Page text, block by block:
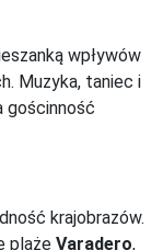
wpływów
Muzyka, taniec i
gościnność
krajobrazów.
plaże Varadero,